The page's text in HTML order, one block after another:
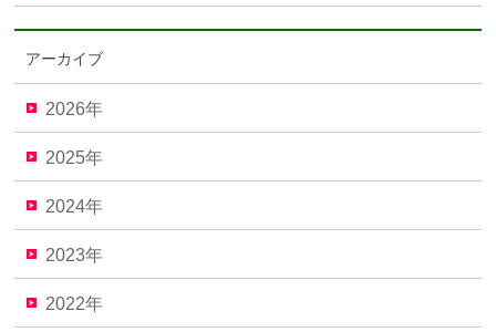
アーカイブ
2026年
2025年
2024年
2023年
2022年